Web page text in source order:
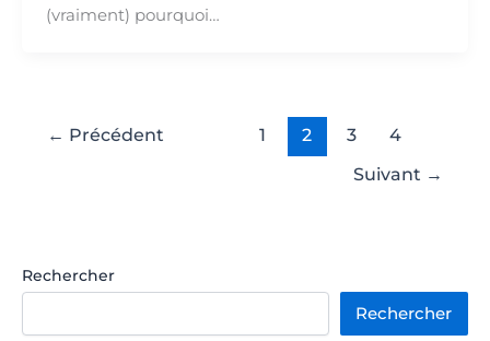
(vraiment) pourquoi…
← Précédent 1 2 3
4
Suivant →
Rechercher
Rechercher